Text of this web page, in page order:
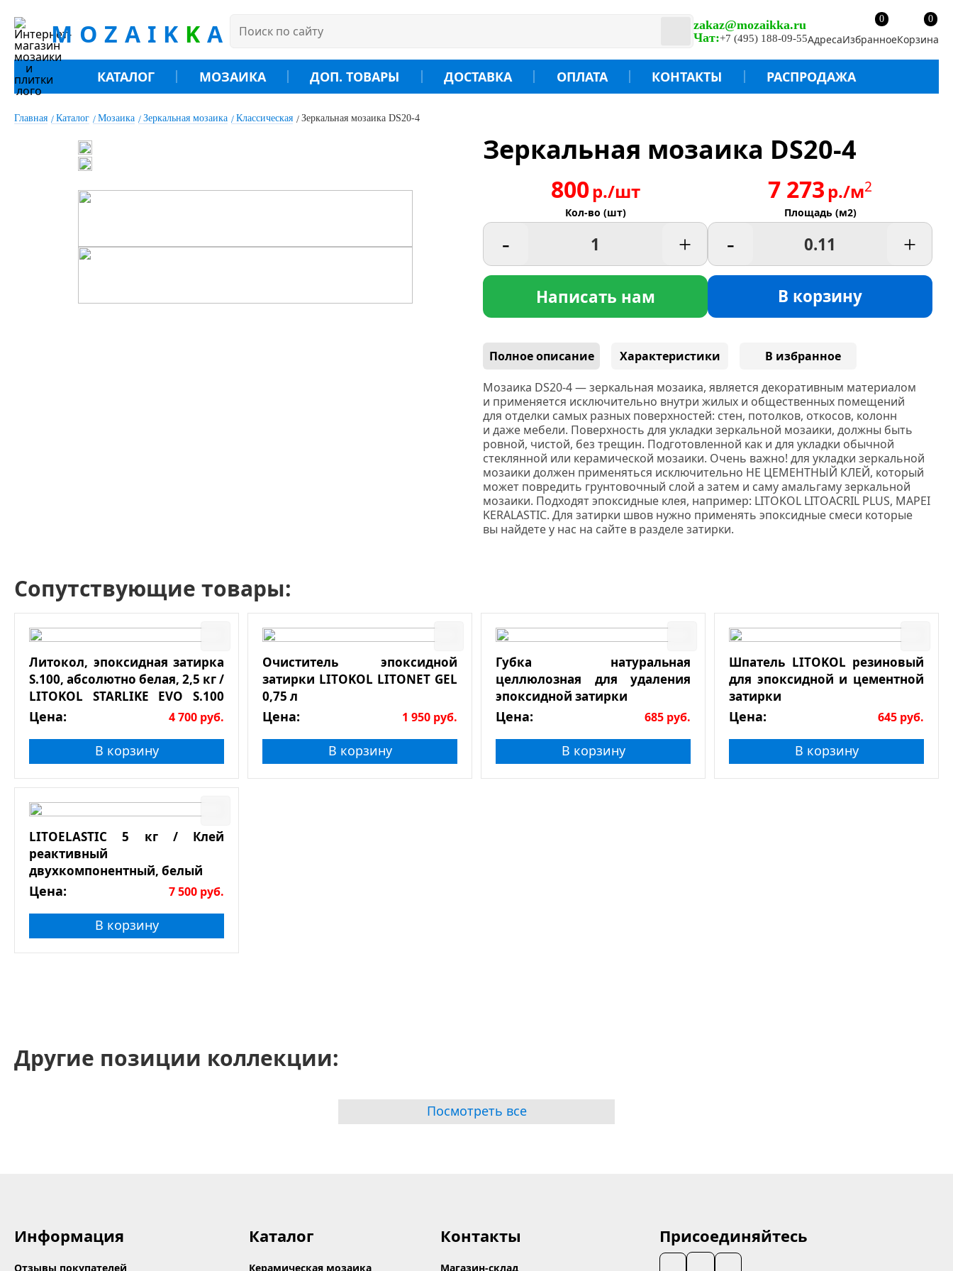
MOZAIK K A
zakaz@mozaikka.ru
Чат:+7 (495) 188-09-55Адреса
0
ИзбранноеКорзина
0
КАТАЛОГ МОЗАИКА ДОП. ТОВАРЫ ДОСТАВКА ОПЛАТА КОНТАКТЫ РАСПРОДАЖА
Главная Каталог Мозаика Зеркальная мозаика Классическая Зеркальная мозаика DS20-4
Зеркальная мозаика DS20-4
800р./шт
Кол-во (шт)
- +
Написать нам
7 273р./м2
Площадь (м2)
- +
В корзину
Полное описание Характеристики
В избранное
Мозаика DS20-4 — зеркальная мозаика, является декоративным материалом
и применяется исключительно внутри жилых и общественных помещений
для отделки самых разных поверхностей: стен, потолков, откосов, колонн
и даже мебели. Поверхность для укладки зеркальной мозаики, должны быть
ровной, чистой, без трещин. Подготовленной как и для укладки обычной
стеклянной или керамической мозаики. Очень важно! для укладки зеркальной
мозаики должен применяться исключительно НЕ ЦЕМЕНТНЫЙ КЛЕЙ, который
может повредить грунтовочный слой а затем и саму амальгаму зеркальной
мозаики. Подходят эпоксидные клея, например: LITOKOL LITOACRIL PLUS, MAPEI
KERALASTIC. Для затирки швов нужно применять эпоксидные смеси которые
вы найдете у нас на сайте в разделе затирки.
Сопутствующие товары:
Литокол, эпоксидная затирка
S.100, абсолютно белая, 2,5 кг /
LITOKOL STARLIKE EVO S.100
BIANCO ASSOLUTO 2,5кг
Цена: 4 700 руб.
В корзину
Очиститель эпоксидной
затирки LITOKOL LITONET GEL
0,75 л
Цена: 1 950 руб.
В корзину
Губка натуральная
целлюлозная для удаления
эпоксидной затирки
Цена: 685 руб.
В корзину
Шпатель LITOKOL резиновый
для эпоксидной и цементной
затирки
Цена: 645 руб.
В корзину
LITOELASTIC 5 кг / Клей
реактивный
двухкомпонентный, белый
Цена: 7 500 руб.
В корзину
Другие позиции коллекции:
Посмотреть все
Информация
Отзывы покупателей
Каталог
Керамическая мозаика
Контакты
Магазин-склад
Присоединяйтесь